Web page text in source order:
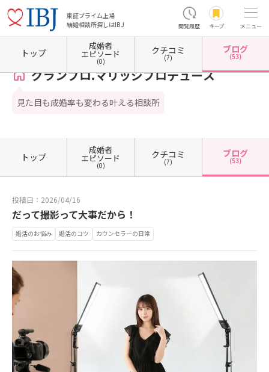
東証プライム上場
結婚相談所探しはIBJ
閲覧履歴 キープ メニュー
ホーム 熊本県の結婚相談所 熊本県熊本市 熊本県熊本市中央区 グランプロ.マリッジ
グランプロ.マリッジプロデュース
見た目も成婚率も変わる叶える相談所
トップ
成婚者
エピソード
(0)
クチコミ
(7)
ブログ
(53)
トップ
成婚者
エピソード
(0)
クチコミ
(7)
ブログ
(53)
投稿日：2026/04/16
だって撮影って大事だから！
婚活のお悩み 婚活のコツ カウンセラーの日常